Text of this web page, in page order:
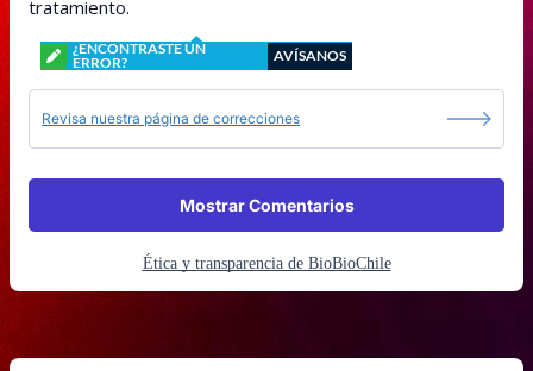
tratamiento.
¿ENCONTRASTE UN
ERROR?
AVÍSANOS
Revisa nuestra página de correcciones
Mostrar Comentarios
Ética y transparencia de BioBioChile